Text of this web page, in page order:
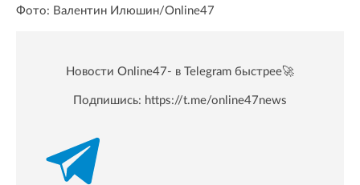
Фото: Валентин Илюшин/Online47
Новости Online47- в Telegram быстрее🚀
Подпишись: https://t.me/online47news